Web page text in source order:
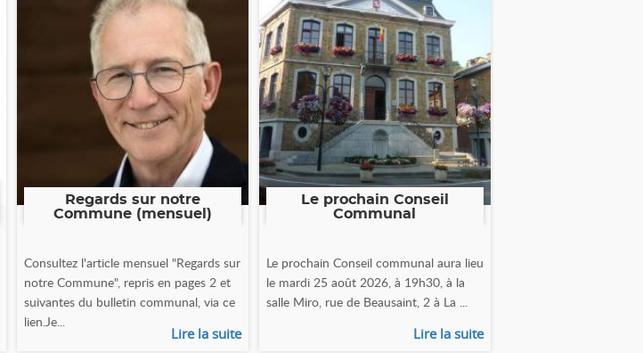
Regards sur notre
Commune (mensuel)
Consultez l'article mensuel "Regards sur
notre Commune", repris en pages 2 et
suivantes du bulletin communal, via ce
lien.Je...
Lire la suite
Le prochain Conseil
Communal
Le prochain Conseil communal aura lieu
le mardi 25 août 2026, à 19h30, à la
salle Miro, rue de Beausaint, 2 à La ...
Lire la suite